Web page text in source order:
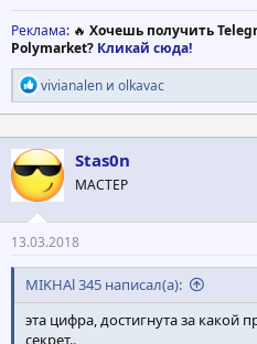
Реклама: 🔥 Хочешь получить
Polymarket? Кликай сюда!
Р
е
а
к
ц
и
и
:
vivianalen и olkavac
Stas0n
МАСТЕР
13.03.2018
MIKHAl 345 написал(а):
эта цифра, достигнута за какой
секрет..